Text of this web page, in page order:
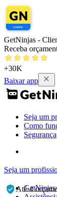
GetNinjas -
Receba
+30K
Baixar app
Seja um
Como
Segurança
Seja um
GetNinjas
Até 4